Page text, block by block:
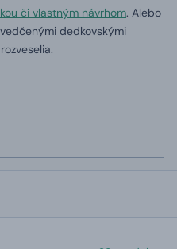
či vlastným návrhom. Alebo
dedkovskými